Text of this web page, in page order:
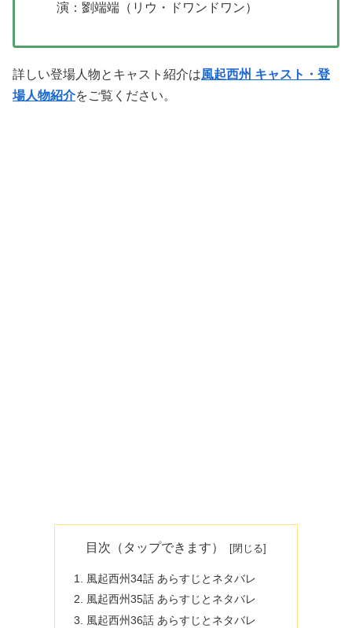
演：劉端端（リウ・ドワンドワン）
詳しい登場人物とキャスト紹介は風起西州 キャスト・登
場人物紹介をご覧ください。
目次（タップできます）
風起西州34話 あらすじとネタバレ
風起西州35話 あらすじとネタバレ
風起西州36話 あらすじとネタバレ